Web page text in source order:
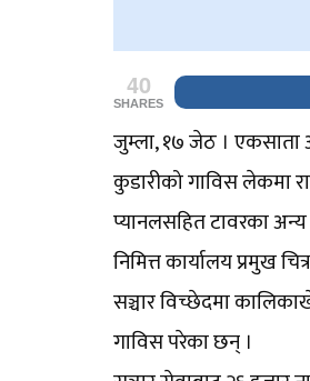
40
SHARES
जुम्ला, १७ जेठ । एकसाता
कुडारीको गाविस लेकमा
प्यानलसहित टावरका
निमित्त कार्यालय प्रमुख
सञ्चार विच्छेदमा
गाविस परेका छन् ।